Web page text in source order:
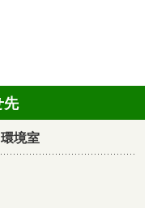
先
境室